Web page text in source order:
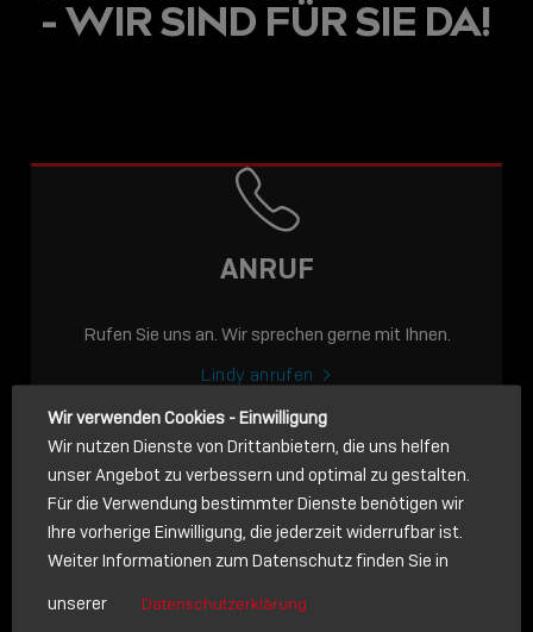
USB-C ÜBER LANGE
DISTANZEN: AKTIVE
USB-C-KABEL FÜR
STABILE 10 GBIT/S BIS
- WIR SIND FÜR SIE DA!
ANRUF
Rufen Sie uns an. Wir sprechen gerne mit Ihnen.
Lindy anrufen
NACHRICHT
Schreiben Sie lieber? Dann schicken Sie uns gerne eine
Wir verwenden Cookies - Einwilligung
Wir nutzen Dienste von Drittanbietern, die uns helfen
unser Angebot zu verbessern und optimal zu gestalten.
Für die Verwendung bestimmter Dienste benötigen wir
Ihre vorherige Einwilligung, die jederzeit widerrufbar ist.
Weiter Informationen zum Datenschutz finden Sie in
unserer
Datenschutzerklärung